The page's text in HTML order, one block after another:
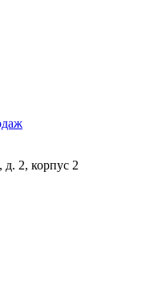
д. 2, корпус 2